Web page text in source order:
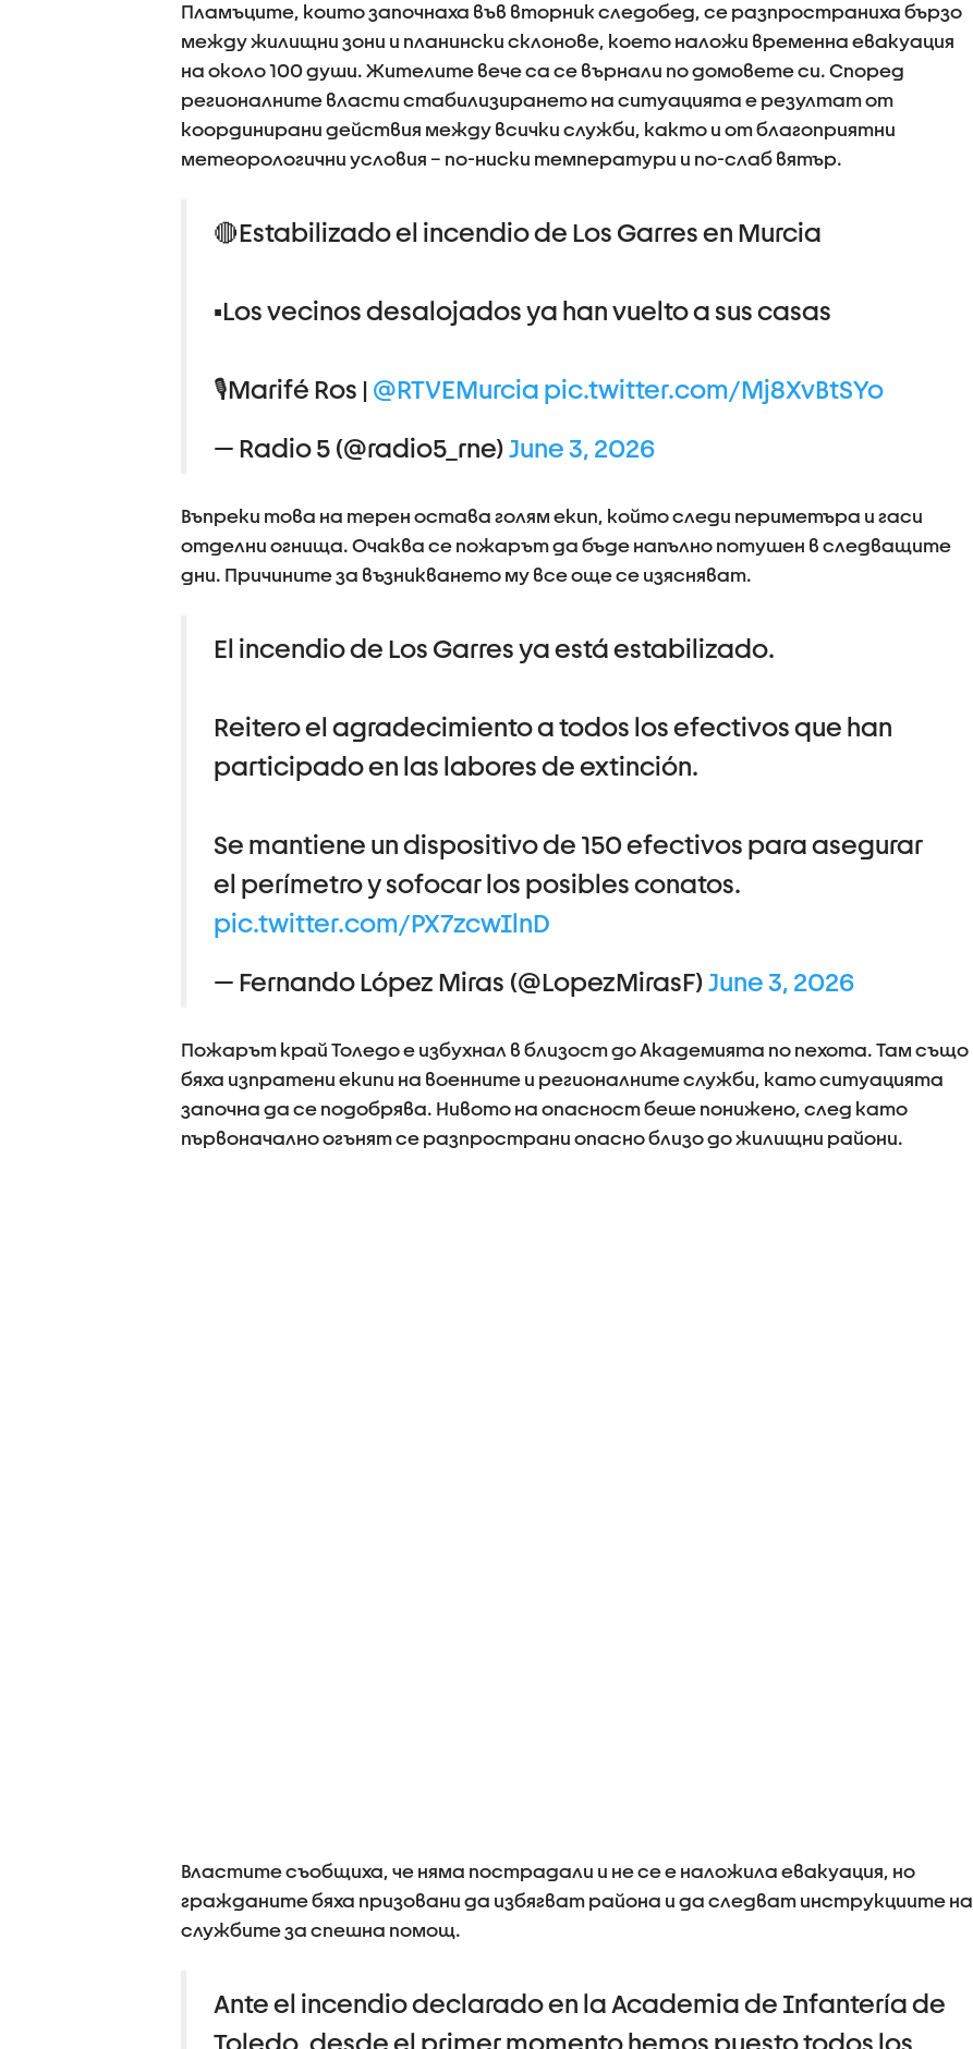
Пламъците, които започнаха във вторник следобед, се разпространиха бързо
между жилищни зони и планински склонове, което наложи временна евакуация
на около 100 души. Жителите вече са се върнали по домовете си. Според
регионалните власти стабилизирането на ситуацията е резултат от
координирани действия между всички служби, както и от благоприятни
метеорологични условия – по-ниски температури и по-слаб вятър.
🔴Estabilizado el incendio de Los Garres en Murcia
▪️Los vecinos desalojados ya han vuelto a sus casas
🎙️Marifé Ros | @RTVEMurcia pic.twitter.com/Mj8XvBtSYo
— Radio 5 (@radio5_rne)June 3, 2026
Въпреки това на терен остава голям екип, който следи периметъра и гаси
отделни огнища. Очаква се пожарът да бъде напълно потушен в следващите
дни. Причините за възникването му все още се изясняват.
El incendio de Los Garres ya está estabilizado.
Reitero el agradecimiento a todos los efectivos que han
participado en las labores de extinción.
Se mantiene un dispositivo de 150 efectivos para asegurar
el perímetro y sofocar los posibles conatos.
pic.twitter.com/PX7zcwIlnD
— Fernando López Miras (@LopezMirasF)June 3, 2026
Пожарът край Толедо е избухнал в близост до Академията по пехота. Там също
бяха изпратени екипи на военните и регионалните служби, като ситуацията
започна да се подобрява. Нивото на опасност беше понижено, след като
първоначално огънят се разпространи опасно близо до жилищни райони.
Властите съобщиха, че няма пострадали и не се е наложила евакуация, но
гражданите бяха призовани да избягват района и да следват инструкциите на
службите за спешна помощ.
Ante el incendio declarado en la Academia de Infantería de
Toledo, desde el primer momento hemos puesto todos los